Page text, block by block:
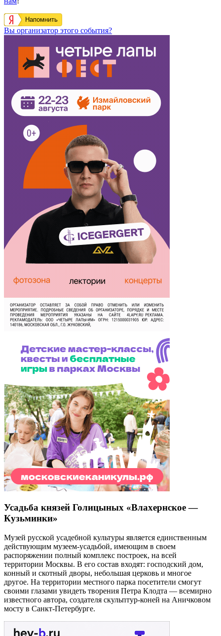
Напомнить
Вы организатор этого события?
Усадьба князей Голицыных «Влахернское —
Кузьминки»
Музей русской усадебной культуры является единственным
действующим музеем-усадьбой, имеющим в своем
распоряжении полный комплекс построек, на всей
территории Москвы. В его состав входят: господский дом,
конный и скотный дворы, небольшая церковь и многое
другое. На территории местного парка посетители смогут
своими глазами увидеть творения Петра Клодта — всемирно
известного автора, создателя скульптур-коней на Аничковом
мосту в Санкт-Петербурге.